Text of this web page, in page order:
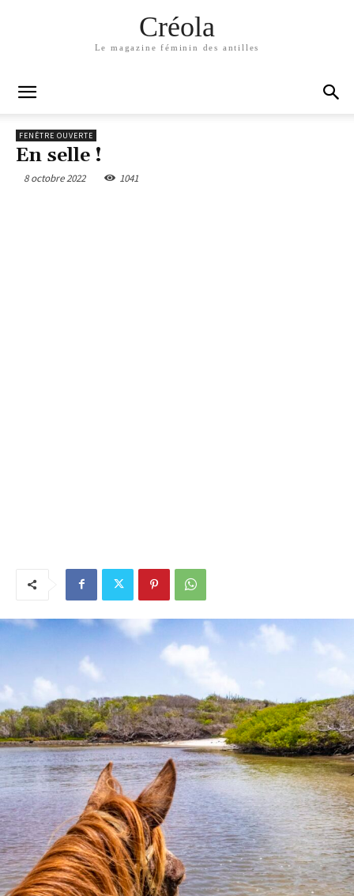
Créola
Le magazine féminin des antilles
FENÊTRE OUVERTE
En selle !
8 octobre 2022 1041